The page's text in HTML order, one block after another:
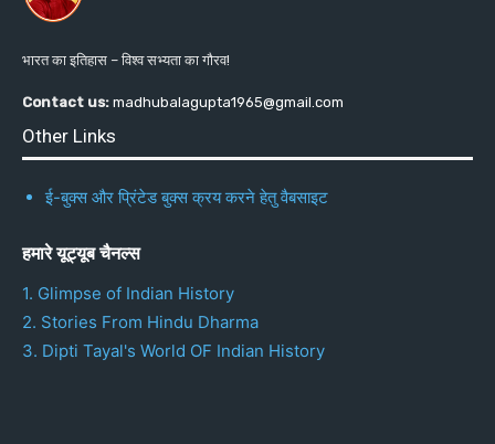
भारत का इतिहास – विश्व सभ्यता का गौरव!
Contact us: madhubalagupta1965@gmail.com
Other Links
ई-बुक्स और प्रिंटेड बुक्स क्रय करने हेतु वैबसाइट
हमारे यूट्यूब चैनल्स
1. Glimpse of Indian History
2. Stories From Hindu Dharma
3. Dipti Tayal's World OF Indian History